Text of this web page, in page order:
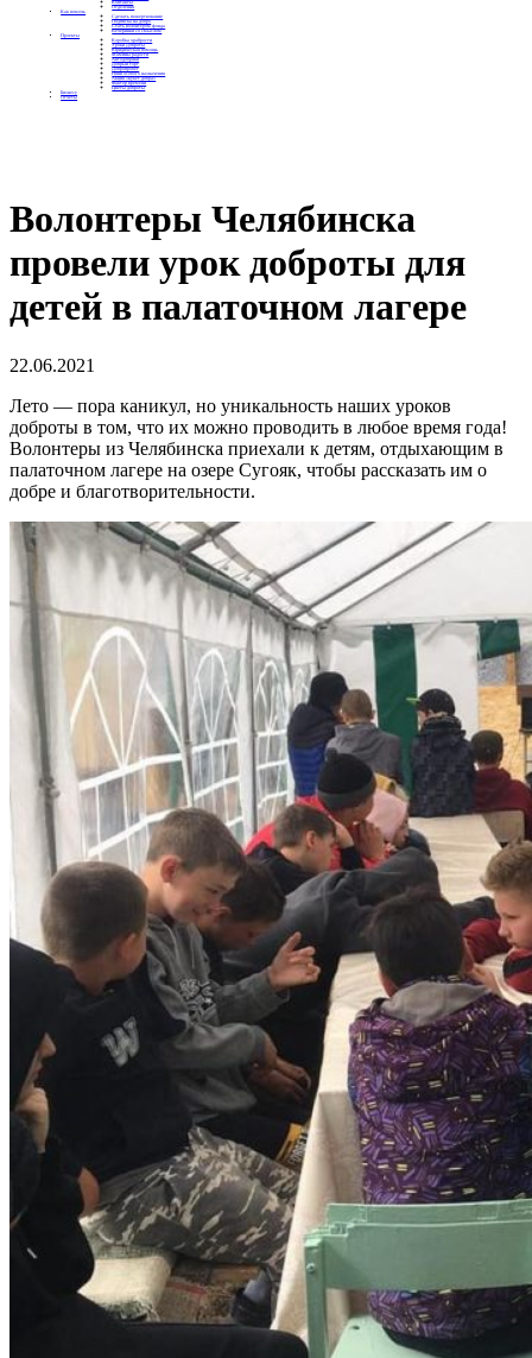
Контакты
Отделения
Как помочь
Сделать пожертвование
Подписка на добро
Стать волонтером фонда
Вечеринки со смыслом
Проекты
Коробка храбрости
Уроки Доброты
Юридическая помощь
Мамины радости
Автодобряки
Добрый торт
Добропробег
Няни особого назначения
Акция «Букет добра»
Фактор времени
Цветы доброты
Бизнесу
Отчеты
Волонтеры Челябинска
провели урок доброты для
детей в палаточном лагере
22.06.2021
Лето — пора каникул, но уникальность наших уроков
доброты в том, что их можно проводить в любое время года!
Волонтеры из Челябинска приехали к детям, отдыхающим в
палаточном лагере на озере Сугояк, чтобы рассказать им о
добре и благотворительности.